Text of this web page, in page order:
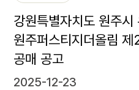
강원특별자치도 원주
원주퍼스티지더올림
공매 공고
2025-12-23